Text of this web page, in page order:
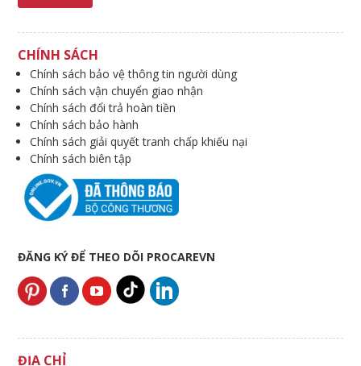
CHÍNH SÁCH
Chính sách bảo vệ thông tin người dùng
Chính sách vận chuyển giao nhận
Chính sách đổi trả hoàn tiền
Chính sách bảo hành
Chính sách giải quyết tranh chấp khiếu nại
Chính sách biên tập
ĐĂNG KÝ ĐỂ THEO DÕI PROCAREVN
ĐỊA CHỈ